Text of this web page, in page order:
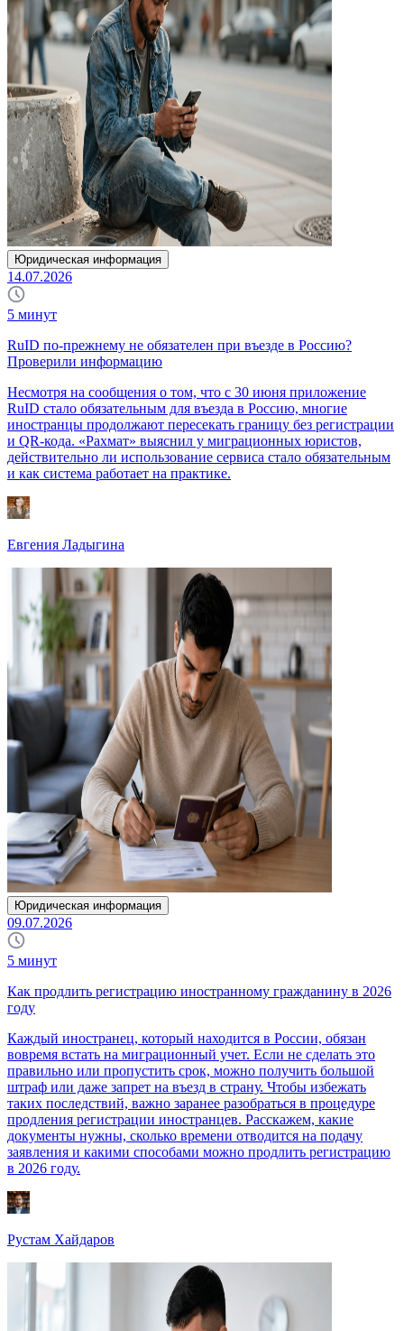
Юридическая информация
14.07.2026
5 минут
RuID по-прежнему не обязателен при въезде в Россию?
Проверили информацию
Несмотря на сообщения о том, что с 30 июня приложение
RuID стало обязательным для въезда в Россию, многие
иностранцы продолжают пересекать границу без регистрации
и QR-кода. «Рахмат» выяснил у миграционных юристов,
действительно ли использование сервиса стало обязательным
и как система работает на практике.
Евгения Ладыгина
Юридическая информация
09.07.2026
5 минут
Как продлить регистрацию иностранному гражданину в 2026
году
Каждый иностранец, который находится в России, обязан
вовремя встать на миграционный учет. Если не сделать это
правильно или пропустить срок, можно получить большой
штраф или даже запрет на въезд в страну. Чтобы избежать
таких последствий, важно заранее разобраться в процедуре
продления регистрации иностранцев. Расскажем, какие
документы нужны, сколько времени отводится на подачу
заявления и какими способами можно продлить регистрацию
в 2026 году.
Рустам Хайдаров